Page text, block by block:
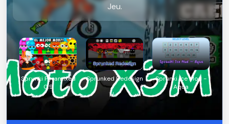
Jeu.
Sprunki Pyramixed
0.9
Sprunked Redesign
Sprunki Ice Mod -
Aqua